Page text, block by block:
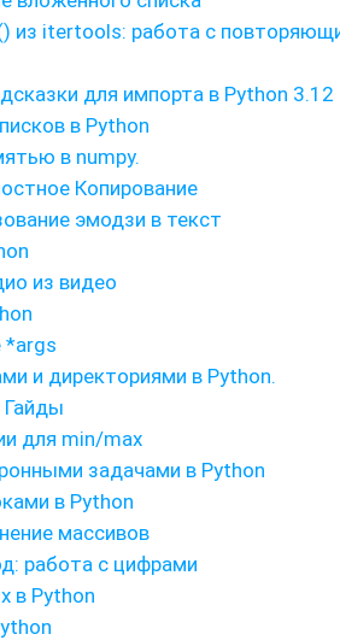
из itertools: работа с
для импорта в Python 3.12
в Python
в numpy.
Копирование
эмодзи в текст
из видео
*args
и директориями в Python.
Гайды
для min/max
задачами в Python
в Python
массивов
работа с цифрами
в Python